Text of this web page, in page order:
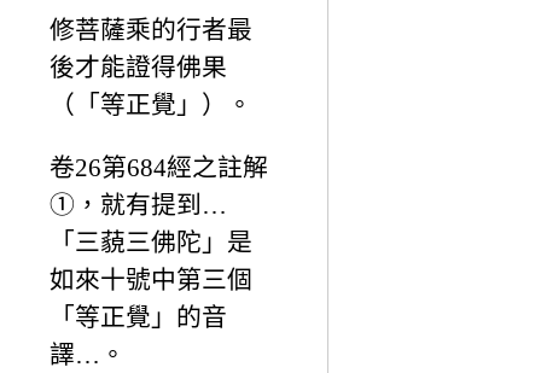
修菩薩乘的行者最
後才能證得佛果
（「等正覺」）。
卷26第684經之註解
①，就有提到…
「三藐三佛陀」是
如來十號中第三個
「等正覺」的音
譯…。